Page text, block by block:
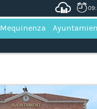
Mequinenza